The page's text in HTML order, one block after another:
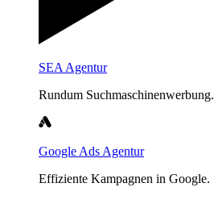
SEA Agentur
Rundum Suchmaschinenwerbung.
Google Ads Agentur
Effiziente Kampagnen in Google.